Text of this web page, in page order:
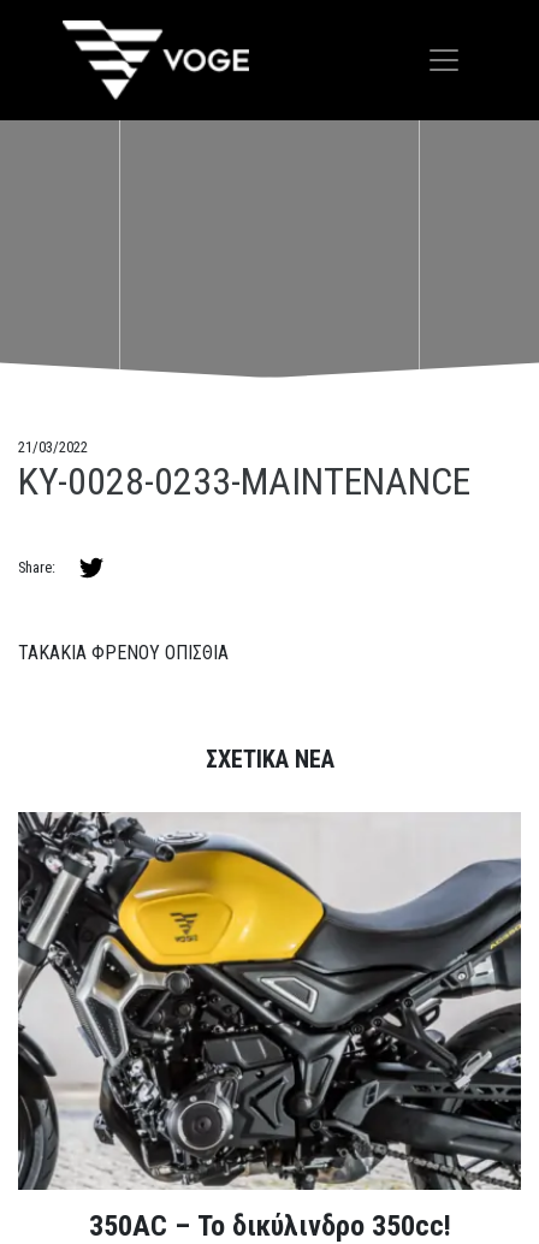
21/03/2022
KY-0028-0233-MAINTENANCE
Share:
ΤΑΚΑΚΙΑ ΦΡΕΝΟΥ ΟΠΙΣΘΙΑ
ΣΧΕΤΙΚΑ ΝΕΑ
350AC – Το δικύλινδρο 350cc!